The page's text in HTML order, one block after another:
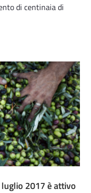
di centinaia di
2017 è attivo